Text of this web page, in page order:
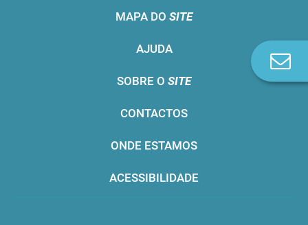
MAPA DO SITE
AJUDA
SOBRE O SITE
CONTACTOS
ONDE ESTAMOS
ACESSIBILIDADE